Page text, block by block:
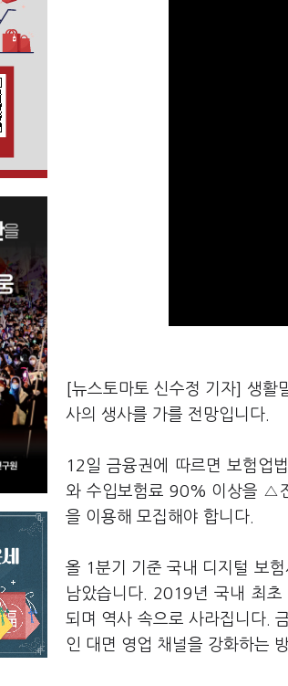
[뉴스토마토 신수정 기자] 생활
사의 생사를 가를 전망입니다.
12일 금융권에 따르면 보험업
와 수입보험료 90% 이상을 △
을 이용해 모집해야 합니다.
올 1분기 기준 국내 디지털 보
남았습니다. 2019년 국내 최초
되며 역사 속으로 사라집니다.
인 대면 영업 채널을 강화하는